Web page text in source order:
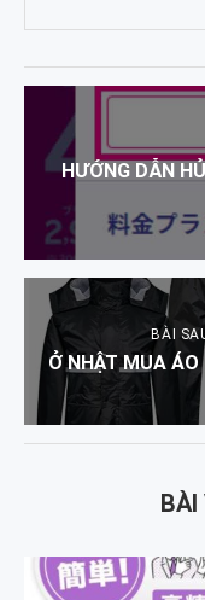
HƯỚNG DẪN
BÀI
Ở NHẬT MUA
BÀI